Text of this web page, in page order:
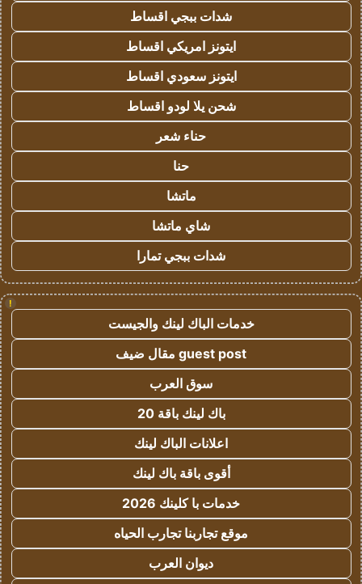
شدات ببجي اقساط
ايتونز امريكي اقساط
ايتونز سعودي اقساط
شحن يلا لودو اقساط
حناء شعر
حنا
ماتشا
شاي ماتشا
شدات ببجي تمارا
!
خدمات الباك لينك والجيست
guest post مقال ضيف
سوق العرب
باك لينك باقة 20
اعلانات الباك لينك
أقوى باقة باك لينك
خدمات با كلينك 2026
موقع تجاربنا تجارب الحياه
ديوان العرب